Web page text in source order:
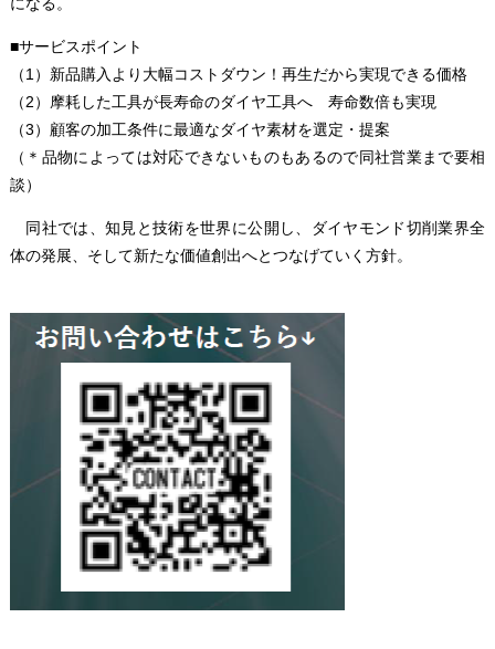
■サービスポイント
（1）新品購入より大幅コストダウン！再生だから実現できる価格
（2）摩耗した工具が長寿命のダイヤ工具へ 寿命数倍も実現
（3）顧客の加工条件に最適なダイヤ素材を選定・提案
（＊品物によっては対応できないものもあるので同社営業まで要相
談）
同社では、知見と技術を世界に公開し、ダイヤモンド切削業界全
体の発展、そして新たな価値創出へとつなげていく方針。